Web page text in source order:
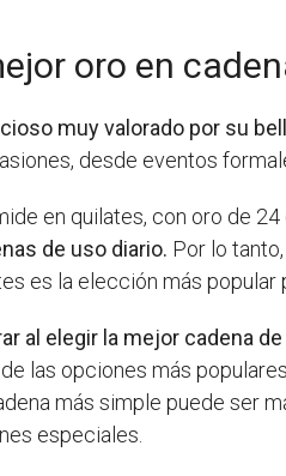
oro en
muy valorado por su
desde eventos
en quilates, con oro de
de uso diario. Por lo
es la elección más
al elegir la mejor cadena
las opciones más populares.
más simple puede ser
especiales.